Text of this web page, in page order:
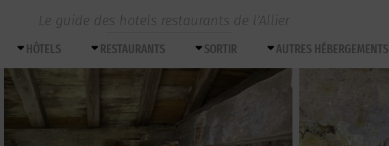
Le guide des hotels restaurants de l’Allier
HÔTELS RESTAURANTS SORTIR AUTRES HÉBERGEMENTS